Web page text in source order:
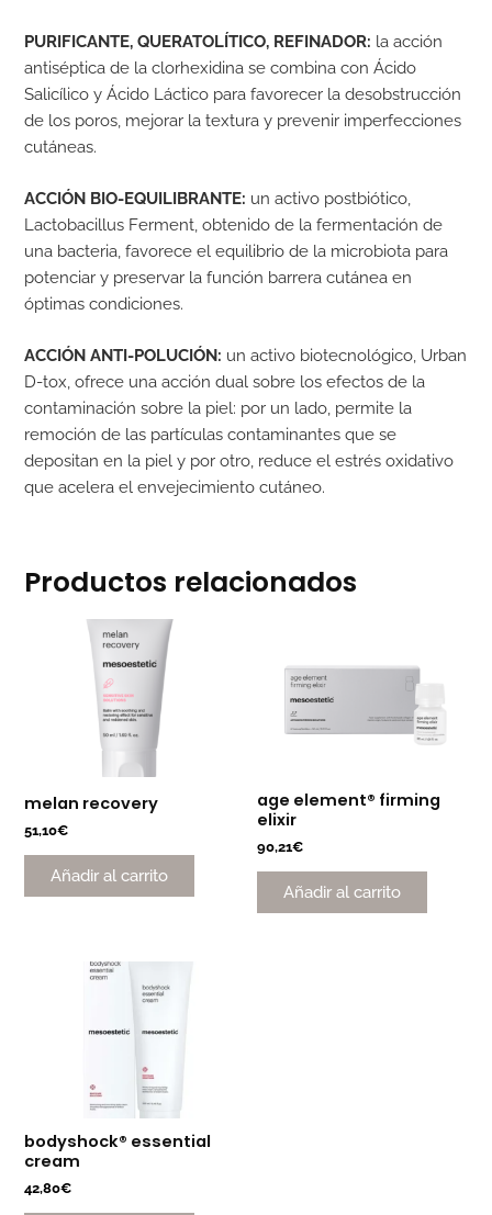
PURIFICANTE, QUERATOLÍTICO, REFINADOR: la acción
antiséptica de la clorhexidina se combina con Ácido
Salicílico y Ácido Láctico para favorecer la desobstrucción
de los poros, mejorar la textura y prevenir imperfecciones
cutáneas.
ACCIÓN BIO-EQUILIBRANTE: un activo postbiótico,
Lactobacillus Ferment, obtenido de la fermentación de
una bacteria, favorece el equilibrio de la microbiota para
potenciar y preservar la función barrera cutánea en
óptimas condiciones.
ACCIÓN ANTI-POLUCIÓN: un activo biotecnológico, Urban
D-tox, ofrece una acción dual sobre los efectos de la
contaminación sobre la piel: por un lado, permite la
remoción de las partículas contaminantes que se
depositan en la piel y por otro, reduce el estrés oxidativo
que acelera el envejecimiento cutáneo.
Productos relacionados
melan recovery
51,10€
Añadir al carrito
age element® firming
elixir
90,21€
Añadir al carrito
bodyshock® essential
cream
42,80€